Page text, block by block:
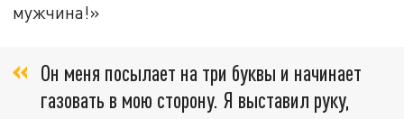
мужчина!»
Он меня посылает на три буквы и начинает
газовать в мою сторону. Я выставил руку,